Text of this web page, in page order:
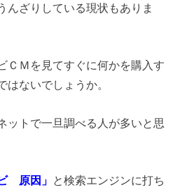
んざりしている現状もありま
ＣＭを見てすぐに何かを購入す
はないでしょうか。
ットで一旦調べる人が多いと思
原因」 と検索エンジンに打ち